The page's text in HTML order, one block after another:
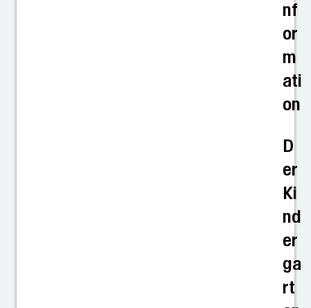
nf
or
m
ati
on
D
er
Ki
nd
er
ga
rt